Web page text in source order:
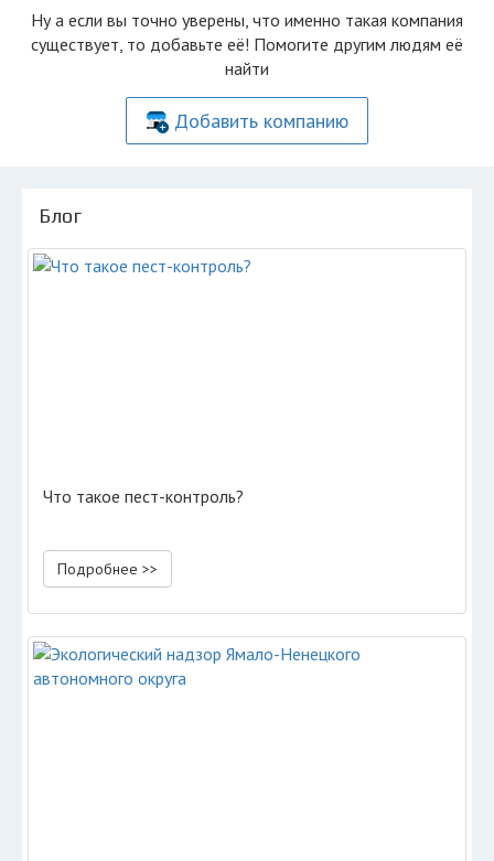
Ну а если вы точно уверены, что именно такая компания
существует, то добавьте её! Помогите другим людям её
найти
Добавить компанию
Блог
Что такое пест-контроль?
Подробнее >>